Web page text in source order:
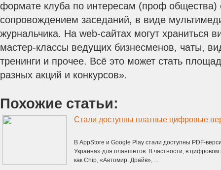
формате клуба по интересам (проф
сопровождением заседаний, в виде
журнальчика. На web-сайтах могут храниться
мастер-классы ведущих бизнесменов, чаты,
тренинги и прочее. Всё это может стать
разных акций и конкурсов».
Похожие статьи:
Стали доступны платные цифровые
В AppStore и Google Play стали доступны PDF-
Украина» для планшетов. В частности, в
как Chip, «Автомир. Драйв», ...